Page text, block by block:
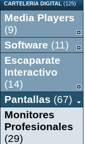
CARTELERIA DIGITAL(125)
Media Players
(9)
Software (11)
Escaparate
Interactivo
(14)
Pantallas (67)
Monitores
Profesionales
(29)